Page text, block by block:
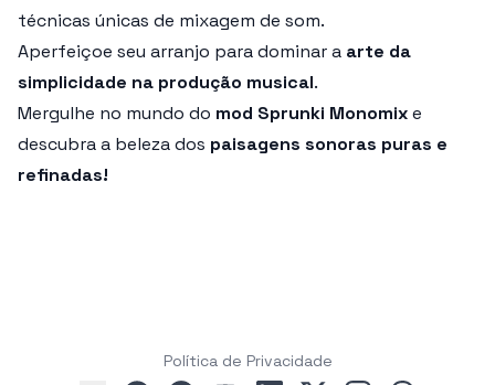
técnicas únicas de mixagem de som.
Aperfeiçoe seu arranjo para dominar a arte da
simplicidade na produção musical.
Mergulhe no mundo do mod Sprunki Monomixe
descubra a beleza dos paisagens sonoras puras e
refinadas!
Política de Privacidade